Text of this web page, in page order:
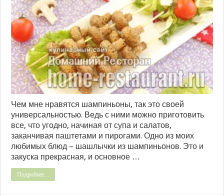
Чем мне нравятся шампиньоны, так это своей
универсальностью. Ведь с ними можно приготовить
все, что угодно, начиная от супа и салатов,
заканчивая паштетами и пирогами. Одно из моих
любимых блюд – шашлычки из шампиньонов. Это и
закуска прекрасная, и основное …
Подробнее...